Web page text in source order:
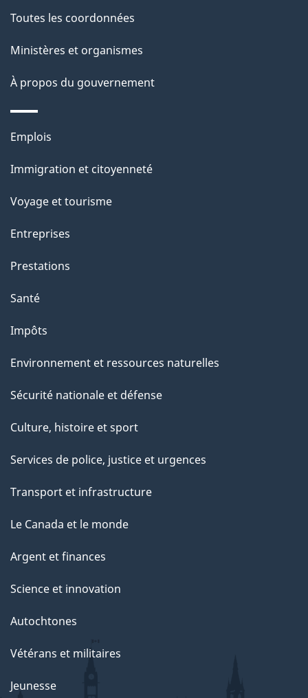
a
e
p
a
Toutes les coordonnées
Ministères et organismes
À propos du gouvernement
Thèmes
sujets
Emplois
Immigration et citoyenneté
Voyage et tourisme
Entreprises
Prestations
Santé
Impôts
Environnement et ressources naturelles
Sécurité nationale et défense
Culture, histoire et sport
Services de police, justice et urgences
Transport et infrastructure
Le Canada et le monde
Argent et finances
Science et innovation
Autochtones
Vétérans et militaires
Jeunesse